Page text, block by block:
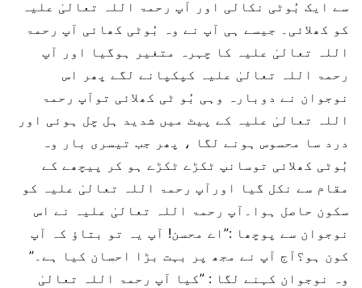
سے ایک بُوٹی نکالی اور آپ رحمۃ اللہ تعالیٰ علیہ
کو کھلائی۔ جیسے ہی آپ نے وہ بُوٹی کھائی آپ رحمۃ
اللہ تعالیٰ علیہ کا چہرہ متغیر ہوگیا اور آپ
رحمۃ اللہ تعالیٰ علیہ کپکپانے لگے پھر اس
نوجوان نے دوبارہ وہی بُو ٹی کھلائی توآپ رحمۃ
اللہ تعالیٰ علیہ کے پیٹ میں شدید ہل چل ہوئی اور
درد سا محسوس ہونے لگا ، پھر جب تیسری بار وہ
بُوٹی کھلائی توسانپ ٹکڑے ٹکڑے ہو کر پیچھے کے
مقام سے نکل گیا اورآپ رحمۃ اللہ تعالیٰ علیہ کو
سکون حاصل ہوا۔آپ رحمۃ اللہ تعالیٰ علیہ نے اس
نوجوان سے پوچھا :”اے محسن! آپ یہ تو بتاؤ کہ آپ
کون ہو؟آج آپ نے مجھ پر بہت بڑا احسان کیا ہے۔”
وہ نوجوان کہنے لگا : ”کیا آپ رحمۃ اللہ تعالیٰ